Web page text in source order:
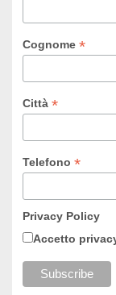
Cognome *
Città *
Telefono *
Privacy Policy
Accetto